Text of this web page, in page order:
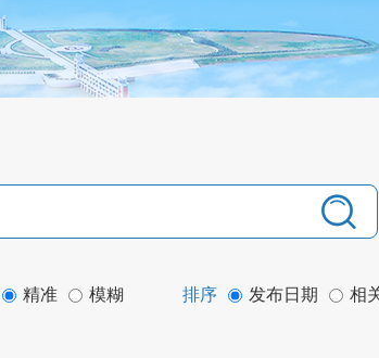
精准 模糊 排序 发布日期 相